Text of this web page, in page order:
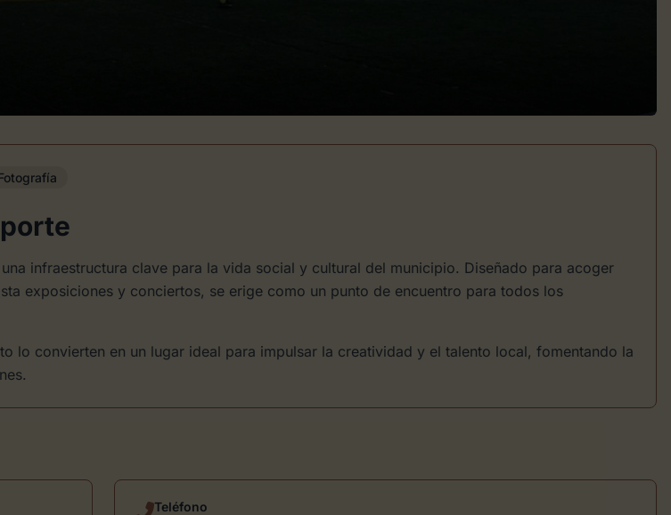
infraestructura clave para la vida social y cultural del municipio. Diseñado para acoger
exposiciones y conciertos, se erige como un punto de encuentro para todos los
lo convierten en un lugar ideal para impulsar la creatividad y el talento local, fomentando la
Teléfono